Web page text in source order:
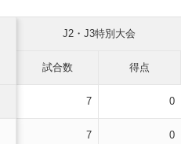
J2・J3特別大会
試合数 得点
7 0
7 0